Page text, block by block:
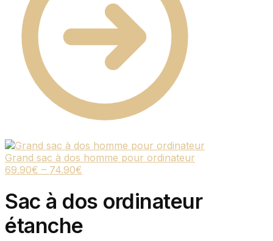
Grand sac à dos homme pour ordinateur
69.90€ – 74.90€
Sac à dos ordinateur
étanche